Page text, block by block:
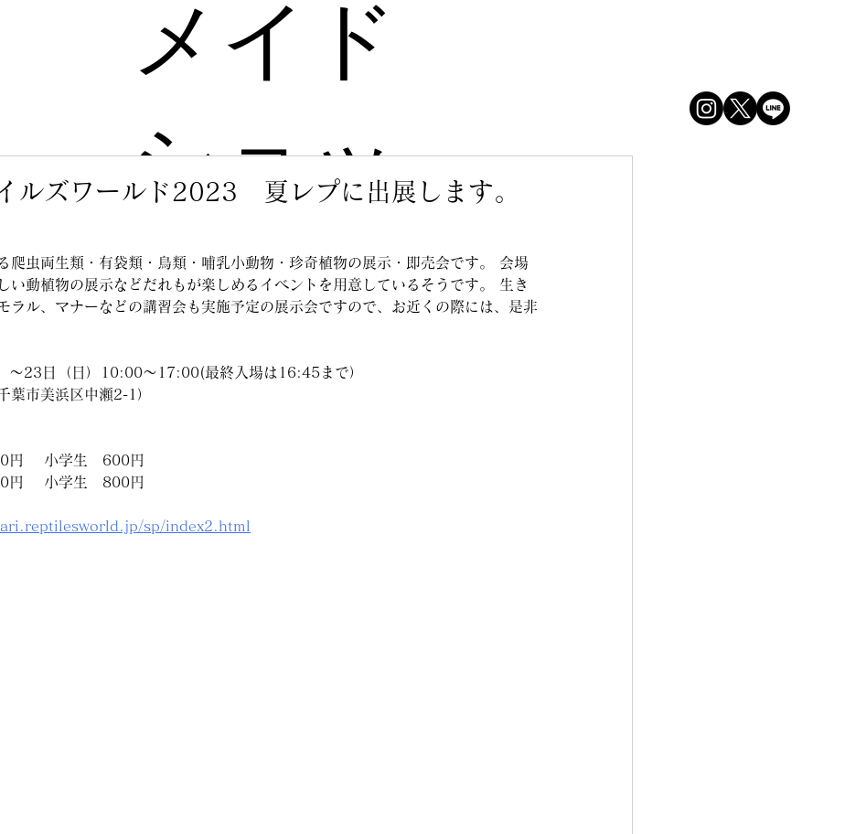
メイド
ショッ
プ
ルズワールド2023 夏レプに出展します。
爬虫両生類・有袋類・鳥類・哺乳小動物・珍奇植物の展示・即売会です。 会場
い動植物の展示などだれもが楽しめるイベントを用意しているそうです。 生き
ラル、マナーなどの講習会も実施予定の展示会ですので、お近くの際には、是非
～23日（日）10:00～17:00(最終入場は16:45まで）
葉市美浜区中瀬2-1）
円　 小学生　600円
円　 小学生　800円
sp/index2.html